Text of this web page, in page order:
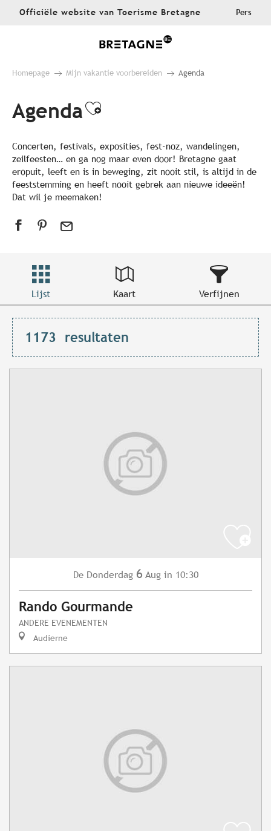
AllerOfficiële website van Toerisme Bretagne Pers
Homepage Mijn vakantie voorbereiden Agenda
AgendaAjouter aux favoris
Concerten, festivals, exposities, fest-noz, wandelingen,
zeilfeesten… en ga nog maar even door! Bretagne gaat
eropuit, leeft en is in beweging, zit nooit stil, is altijd in de
feeststemming en heeft nooit gebrek aan nieuwe ideeën!
Dat wil je meemaken!
Lijst Kaart Verfijnen
1173 resultaten
De Donderdag 6 Aug in 10:30
Rando Gourmande
ANDERE EVENEMENTEN
Audierne